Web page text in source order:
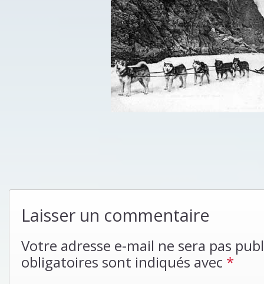
Laisser un commentaire
Votre adresse e-mail ne sera pas
obligatoires sont indiqués avec *